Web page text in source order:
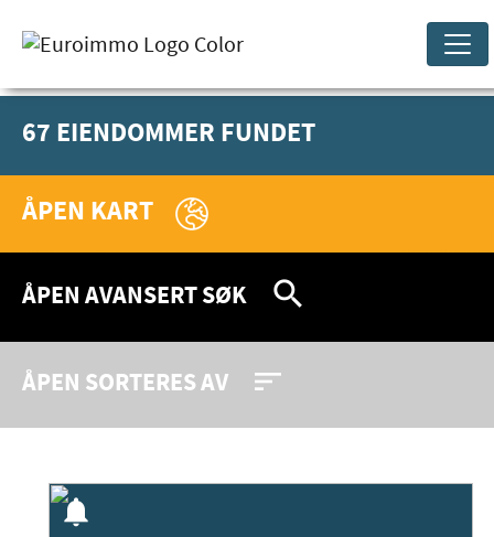
67 EIENDOMMER FUNDET
ÅPEN KART
ÅPEN AVANSERT SØK search
ÅPEN SORTERES AV sort
notifications